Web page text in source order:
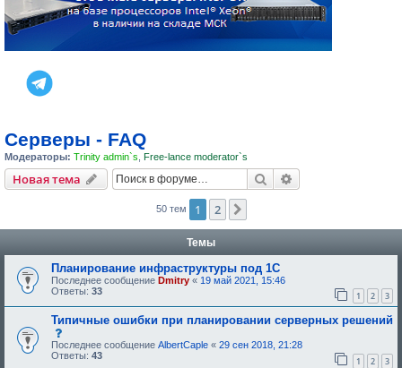
Серверы - FAQ
Модераторы: Trinity admin`s Free-lance moderator`s
Новая тема Поиск
50 тем 1 2
Темы
Планирование инфраструктуры под 1С
Последнее сообщение Dmitry « 19 май 2021, 15:46
Ответы: 33 1 2 3
Типичные ошибки при планировании серверных решений
о
о
Последнее сообщение AlbertCaple « 29 сен 2018, 21:28
Ответы: 43 1 2 3